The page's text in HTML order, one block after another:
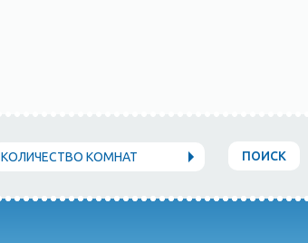
КОЛИЧЕСТВО КОМНАТ ПОИСК